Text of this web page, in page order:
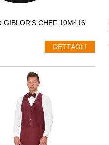
GIBLOR'S CHEF 10M416
DETTAGLI